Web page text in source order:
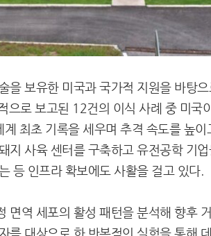
을 보유한 미국과 국가적 지원을 바탕
으로 보고된 12건의 이식 사례 중 미국
최초 기록을 세우며 추격 속도를 높
지 사육 센터를 구축하고 유전공학 기업
등 인프라 확보에도 사활을 걸고 있다.
면역 세포의 활성 패턴을 분석해 향후
를 대상으로 한 반복적인 실험을 통해